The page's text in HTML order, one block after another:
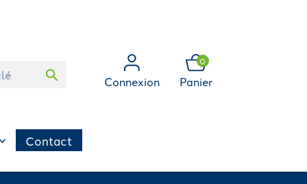
search Connexion Panier
0
Contact